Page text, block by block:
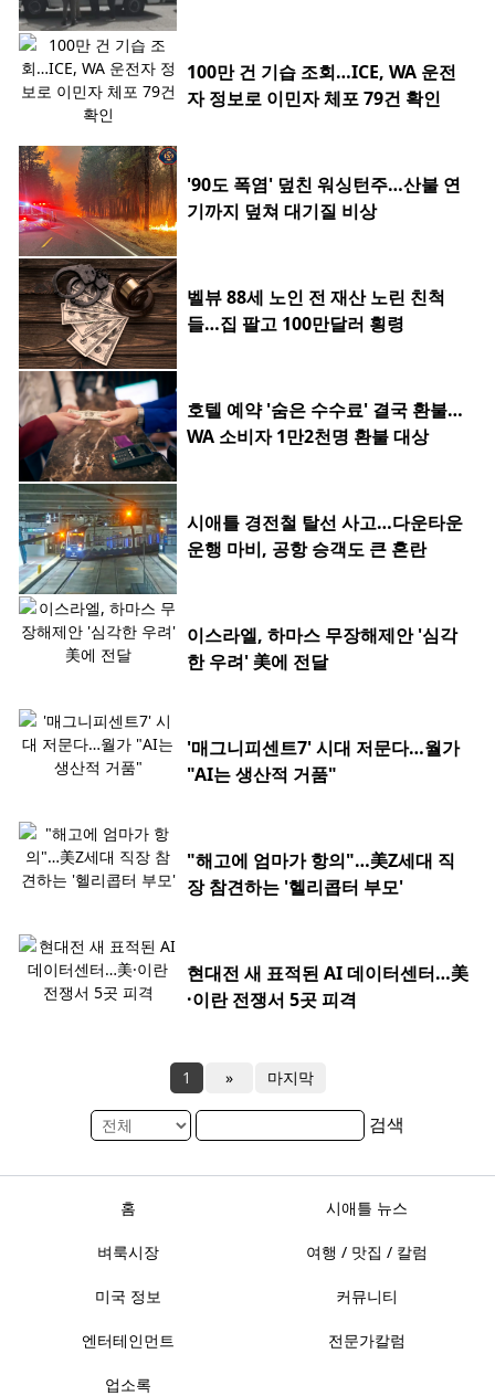
100만 건 기습 조회…ICE, WA 운전
자 정보로 이민자 체포 79건 확인
'90도 폭염' 덮친 워싱턴주…산불 연
기까지 덮쳐 대기질 비상
벨뷰 88세 노인 전 재산 노린 친척
들…집 팔고 100만달러 횡령
호텔 예약 '숨은 수수료' 결국 환불…
WA 소비자 1만2천명 환불 대상
시애틀 경전철 탈선 사고…다운타운
운행 마비, 공항 승객도 큰 혼란
이스라엘, 하마스 무장해제안 '심각
한 우려' 美에 전달
'매그니피센트7' 시대 저문다…월가
"AI는 생산적 거품"
"해고에 엄마가 항의"…美Z세대 직
장 참견하는 '헬리콥터 부모'
현대전 새 표적된 AI 데이터센터…美
·이란 전쟁서 5곳 피격
1 » 마지막
검색
홈 시애틀 뉴스
벼룩시장 여행 / 맛집 / 칼럼
미국 정보 커뮤니티
엔터테인먼트 전문가칼럼
업소록